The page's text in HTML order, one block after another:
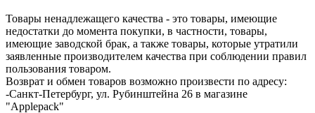
Товары ненадлежащего качества - это товары, имеющие
недостатки до момента покупки, в частности, товары,
имеющие заводской брак, а также товары, которые утратили
заявленные производителем качества при соблюдении правил
пользования товаром.
Возврат и обмен товаров возможно произвести по адресу:
-Санкт-Петербург, ул. Рубинштейна 26 в магазине
"Applepack"